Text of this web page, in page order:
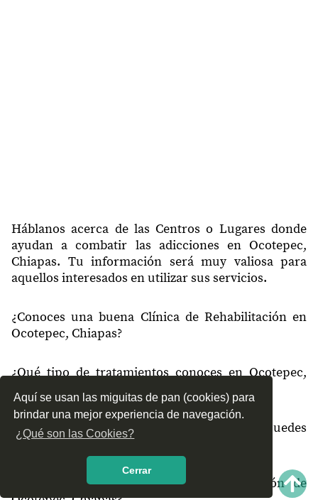
Aquí se usan las miguitas de pan (cookies) para
brindar una mejor experiencia de navegación.
¿Qué son las Cookies?
Cerrar
Háblanos acerca de las Centros o Lugares donde
ayudan a combatir las adicciones en Ocotepec,
Chiapas. Tu información será muy valiosa para
aquellos interesados en utilizar sus servicios.
¿Conoces una buena Clínica de Rehabilitación en
Ocotepec, Chiapas?
¿Qué tipo de tratamientos conoces en Ocotepec,
Chiapas?
¿Cómo es el servicio de las Clínicas que puedes
encontrar en Ocotepec, Chiapas?
¿Recomiendas las Clínicas de Rehabilitación de